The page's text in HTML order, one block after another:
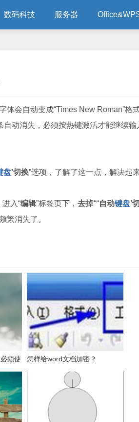
数码科技 服务器
会自动变成“Times New Roman”格
动消失，必须按热键激活才能继续输
盘’切换”选项，了解了这一点，解决起
进入“编辑”标签页下， 去掉“‘自动键盘’
繁消失了。
须使
数
怎样给word文档加密？